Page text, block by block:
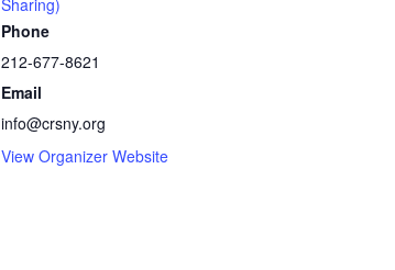
Sharing)
Phone
212-677-8621
Email
info@crsny.org
View Organizer Website